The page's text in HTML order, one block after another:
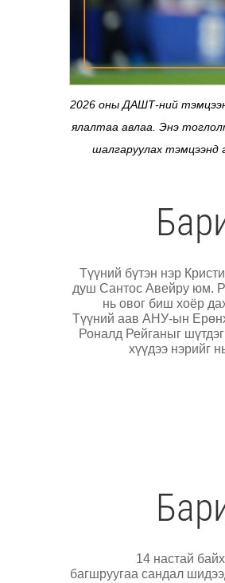
2026 оны ДАШТ-ний
ялалтаа авлаа. Энэ
шалгаруулах тэмцээнд
Түүний бүтэн нэр
душ Сантос Авейру юм.
нь овог биш хоёр
Түүний аав АНУ-ын
Роналд Рейганыг
хүүдээ нэрийг
14 настай
багшруугаа сандал